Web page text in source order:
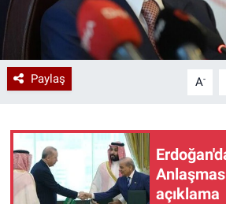
Paylaş A-
açıklama
Ramazan